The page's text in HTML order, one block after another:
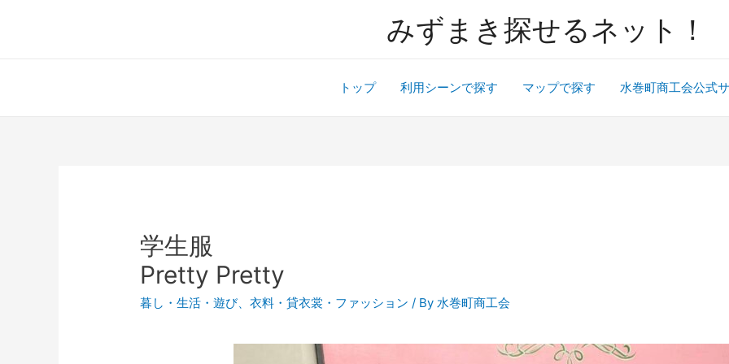
みずまき探せるネット！
トップ 利用シーンで探す マップで探す 水巻町商工会公式
学生服
Pretty Pretty
暮し・生活・遊び、衣料・貸衣裳・ファッション / By水巻町商工会